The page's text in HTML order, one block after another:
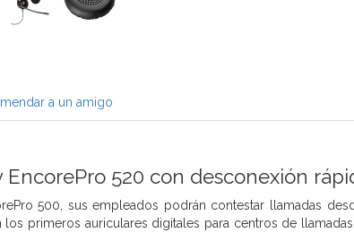
a un amigo
520 con desconexión
500, sus empleados podrán contestar llamadas
primeros auriculares digitales para centros de